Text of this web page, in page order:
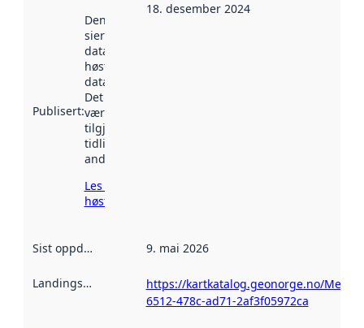
Publisert:
Denne datoen
sier når
datasettet ble
høstet av
data.norge.no.
Det kan ha
vært
tilgjengelig
tidligere
andre steder.
Les mer om
høsting her
18. desember 2024
Sist oppdatert 9. mai 2026
Landingsside
https://kartkatalog.geonorge.no/
6512-478c-ad71-2af3f05972ca